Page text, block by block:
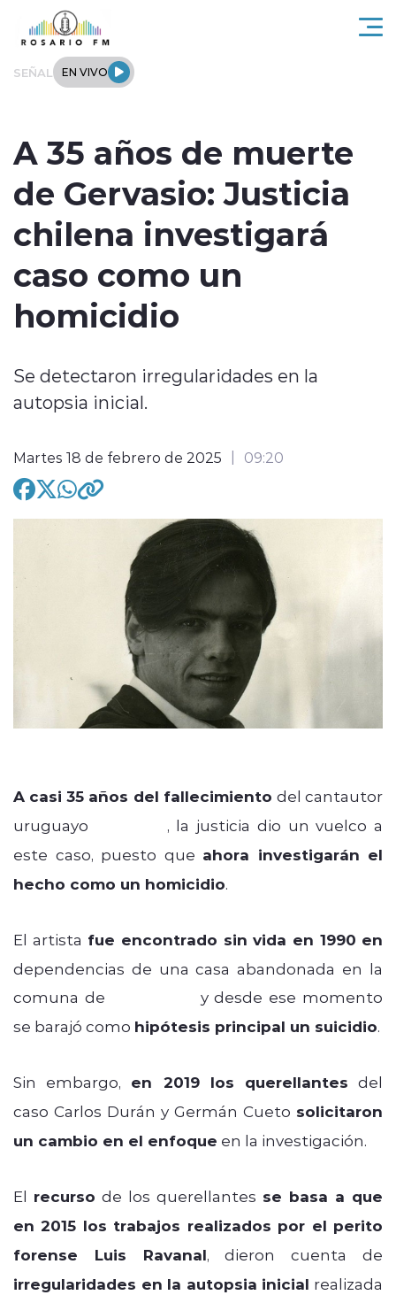
Click acá para ir directamente al contenido
SEÑAL EN VIVO
Regionales
Internacional
Entrevistas
modo claro
A 35 años de muerte
de Gervasio: Justicia
chilena investigará
caso como un
homicidio
Se detectaron irregularidades en la
autopsia inicial.
Martes 18 de febrero de 2025 09:20
A casi 35 años del fallecimiento del cantautor
uruguayo
, la justicia dio un vuelco a
este caso, puesto que ahora investigarán el
hecho como un homicidio.
El artista fue encontrado sin vida en 1990 en
dependencias de una casa abandonada en la
comuna de
y desde ese momento
se barajó como hipótesis principal un suicidio.
Sin embargo, en 2019 los querellantes del
caso Carlos Durán y Germán Cueto solicitaron
un cambio en el enfoque en la investigación.
El recurso de los querellantes se basa a que
en 2015 los trabajos realizados por el perito
forense Luis Ravanal, dieron cuenta de
irregularidades en la autopsia inicial realizada